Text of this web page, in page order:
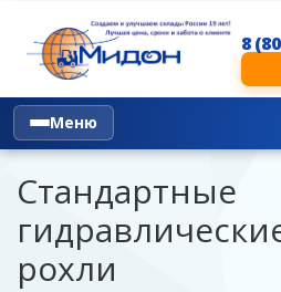
8
Меню
Стандартные
рохли